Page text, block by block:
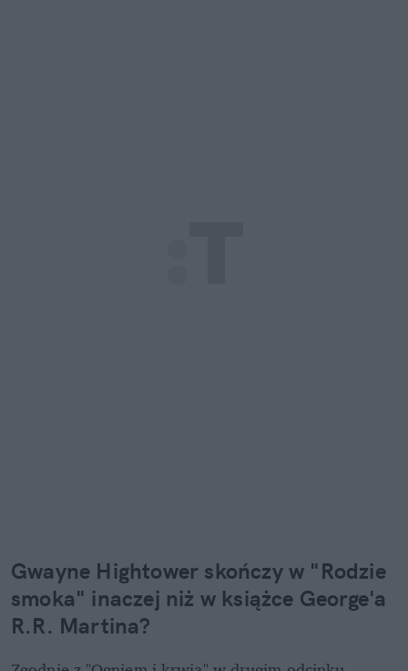
Gwayne Hightower skończy w "Rodzie
smoka" inaczej niż w książce George'a
R.R. Martina?